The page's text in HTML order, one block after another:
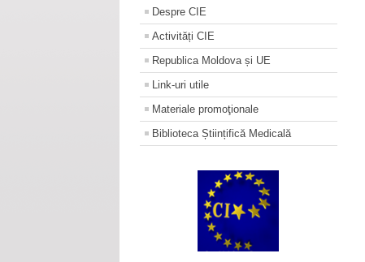
Despre CIE
Activități CIE
Republica Moldova și UE
Link-uri utile
Materiale promoţionale
Biblioteca Științifică Medicală